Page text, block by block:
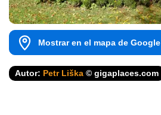
Mostrar en el mapa de Google
Autor: Petr Liška © gigaplaces.com